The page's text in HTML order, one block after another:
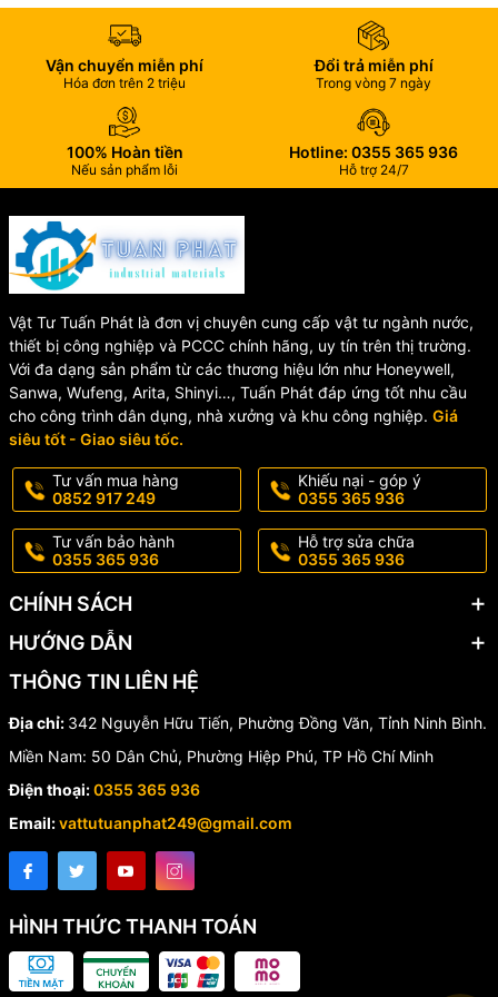
Van bướm UPVC điều khiển khí nén được ứng dụng rộng rãi trong:
Hệ thống xử lý nước sạch
Hệ thống nước thải công nghiệp
Nhà máy hóa chất
Hệ thống cấp thoát nước
Dây chuyền sản xuất thực phẩm, thủy sản
Báo giá van bướm điều
khiển khí nén UPVC
Giá van bướm điều khiển khí nén UPVC SH65-Đ / SH67-K phụ
thuộc vào kích thước DN, kiểu tác động đơn hoặc kép và yêu cầu
kỹ thuật thực tế.
Tư vấn kỹ thuật phù hợp
Báo giá ưu đãi nhanh chóng
Hỗ trợ giao hàng toàn quốc
Vận chuyển miễn phí
Hóa đơn trên 2 triệu
Đổi trả miễn phí
Trong vòng 7 ngày
100% Hoàn tiền
Nếu sản phẩm lỗi
Hotline: 0355 365 936
Hỗ trợ 24/7
Vật Tư Tuấn Phát là đơn vị chuyên cung cấp vật tư ngành nước,
thiết bị công nghiệp và PCCC chính hãng, uy tín trên thị trường.
Với đa dạng sản phẩm từ các thương hiệu lớn như Honeywell,
Sanwa, Wufeng, Arita, Shinyi…, Tuấn Phát đáp ứng tốt nhu cầu
cho công trình dân dụng, nhà xưởng và khu công nghiệp. Giá
siêu tốt - Giao siêu tốc.
Tư vấn mua hàng
0852 917 249
Khiếu nại - góp ý
0355 365 936
Tư vấn bảo hành
0355 365 936
Hỗ trợ sửa chữa
0355 365 936
CHÍNH SÁCH
HƯỚNG DẪN
THÔNG TIN LIÊN HỆ
Địa chỉ: 342 Nguyễn Hữu Tiến, Phường Đồng Văn, Tỉnh Ninh Bình.
Miền Nam: 50 Dân Chủ, Phường Hiệp Phú, TP Hồ Chí Minh
Điện thoại:0355 365 936
Email:vattutuanphat249@gmail.com
HÌNH THỨC THANH TOÁN